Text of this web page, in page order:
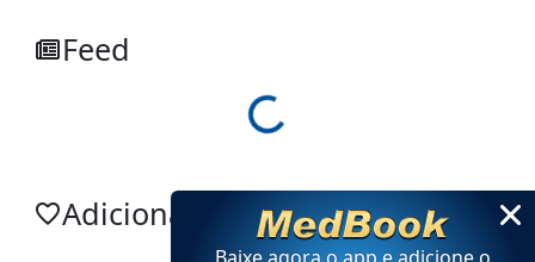
Feed
Loading...
Adicionar no app